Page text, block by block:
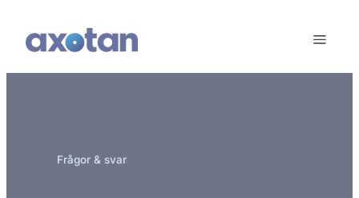
Frågor & svar